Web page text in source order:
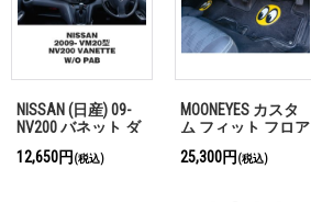
NISSAN (日産) 09-
NV200 バネット ダ
12,650円 (税込)
MOONEYES カスタ
ム フィット フロア
(日産) NV350 キャ
25,300円 (税込)